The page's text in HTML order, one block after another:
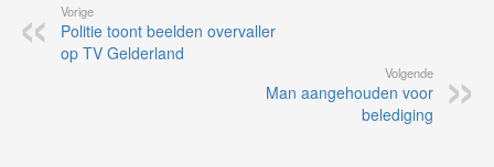
Vorige
Politie toont beelden overvaller
op TV Gelderland
Volgende
Man aangehouden voor
belediging